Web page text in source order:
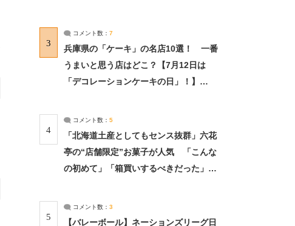
3
コメント数： 7
兵庫県の「ケーキ」の名店10選！ 一番
うまいと思う店はどこ？【7月12日は
「デコレーションケーキの日」！】
4
コメント数： 5
「北海道土産としてもセンス抜群」六花
亭の“店舗限定”お菓子が人気 「こんな
の初めて」「箱買いするべきだった」
5
コメント数： 3
【バレーボール】ネーションズリーグ日